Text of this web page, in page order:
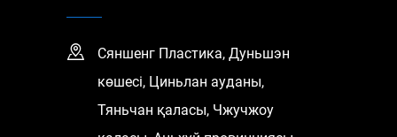
Сяншенг Пластика, Дуньшэн
көшесі, Циньлан ауданы,
Тяньчан қаласы, Чжучжоу